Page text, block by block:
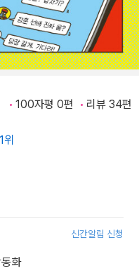
100자평 0편 리뷰 34편
위
신간알림 신청
화